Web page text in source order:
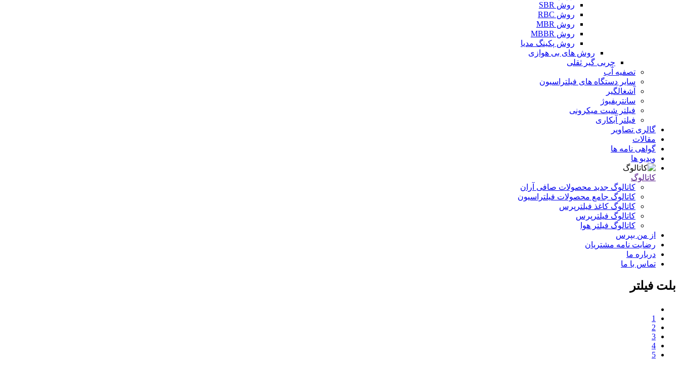
روش SBR
روش RBC
روش MBR
روش MBBR
روش پکینگ مدیا
روش های بی هوازی
چربی گیر ثقلی
تصفیه آب
سایر دستگاه های فیلتراسیون
آشغالگیر
سانتریفیوژ
فیلتر شیت میکرونی
فیلتر آبکاری
گالری تصاویر
مقالات
گواهی نامه ها
ویدیو ها
کاتالوگ
کاتالوگ جدید محصولات صافی آران
کاتالوگ جامع محصولات فیلتراسیون
کاتالوگ کاغذ فیلترپرس
کاتالوگ فیلترپرس
کاتالوگ فیلتر هوا
از من بپرس
رضایت نامه مشتریان
درباره ما
تماس با ما
بلت فیلتر
1
2
3
4
5